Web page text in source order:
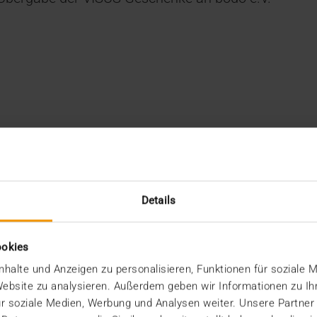
Details
und Anzeigen zu personalisieren, Funktionen für soziale
zu analysieren. Außerdem geben wir Informationen zu
soziale Medien, Werbung und Analysen weiter. Unsere